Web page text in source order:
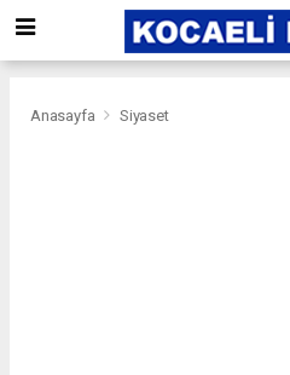
Anasayfa Siyaset